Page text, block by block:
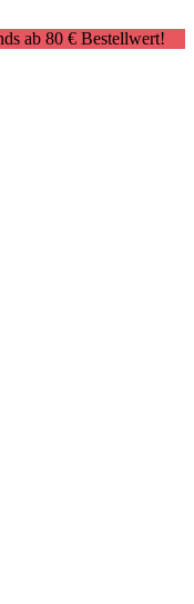
ab 80 € Bestellwert!